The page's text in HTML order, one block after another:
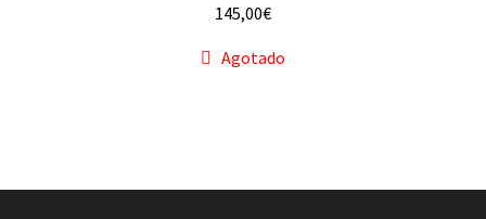
145,00€
Agotado